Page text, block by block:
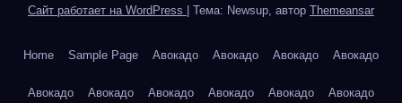
Сайт работает на WordPress Тема: Newsup, автор Themeansar
Home Sample Page Авокадо Авокадо Авокадо Авокадо
Авокадо Авокадо Авокадо Авокадо Авокадо Авокадо